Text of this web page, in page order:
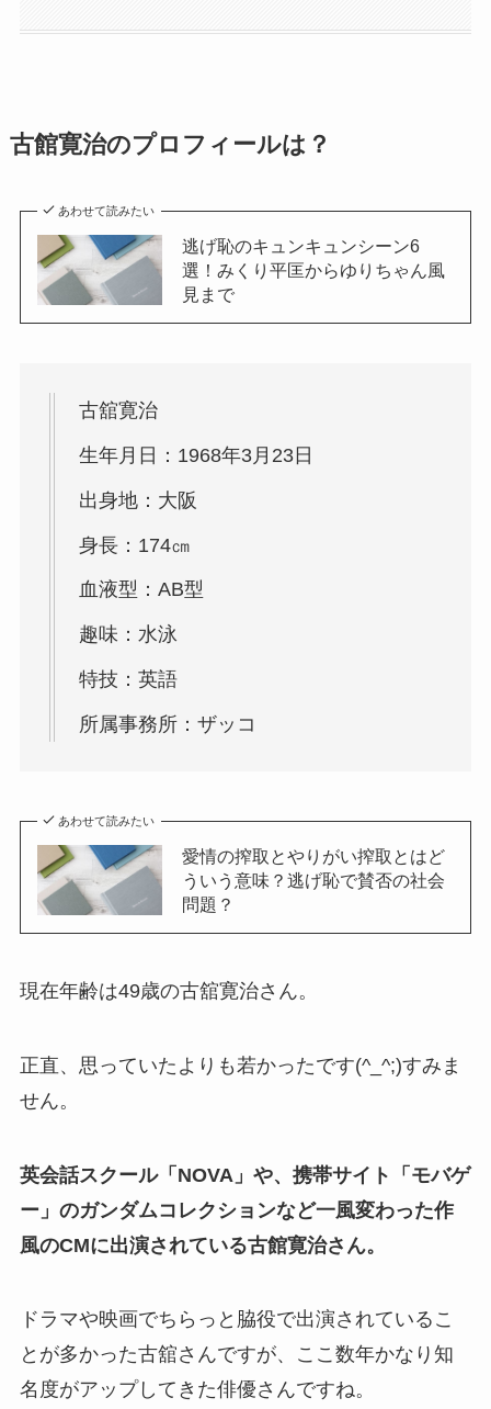
古館寛治のプロフィールは？
あわせて読みたい
逃げ恥のキュンキュンシーン6
選！みくり平匡からゆりちゃん風
見まで
古舘寛治
生年月日：1968年3月23日
出身地：大阪
身長：174㎝
血液型：AB型
趣味：水泳
特技：英語
所属事務所：ザッコ
あわせて読みたい
愛情の搾取とやりがい搾取とはど
ういう意味？逃げ恥で賛否の社会
問題？
現在年齢は49歳の古舘寛治さん。
正直、思っていたよりも若かったです(^_^;)すみま
せん。
英会話スクール「NOVA」や、携帯サイト「モバゲ
ー」のガンダムコレクションなど一風変わった作
風のCMに出演されている古館寛治さん。
ドラマや映画でちらっと脇役で出演されているこ
とが多かった古舘さんですが、ここ数年かなり知
名度がアップしてきた俳優さんですね。